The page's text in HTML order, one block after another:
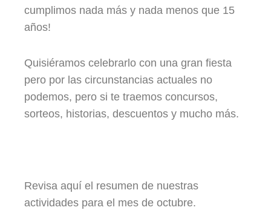
cumplimos nada más y nada menos que 15
años!
Quisiéramos celebrarlo con una gran fiesta
pero por las circunstancias actuales no
podemos, pero si te traemos concursos,
sorteos, historias, descuentos y mucho más.
Revisa aquí el resumen de nuestras
actividades para el mes de octubre.